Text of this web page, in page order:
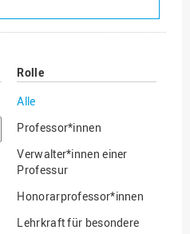
Rolle
Alle
Professor*innen
Verwalter*innen einer
Professur
Honorarprofessor*innen
Lehrkraft für besondere